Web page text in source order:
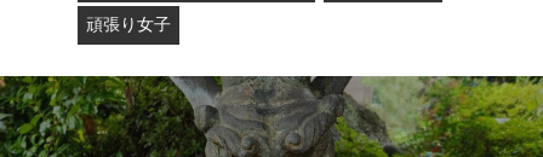
頑張り女子